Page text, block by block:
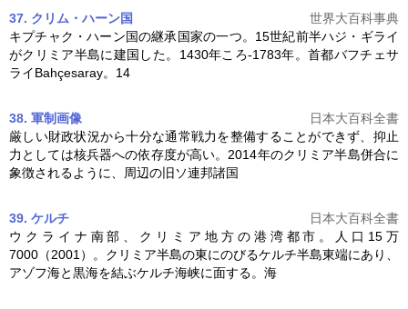
37. クリム・ハーン国
世界大百科事典
キプチャク・ハーン国の継承国家の一つ。15世紀前半ハジ・ギライ
がクリミア半島に建国した。1430年ころ-1783年。首都バフチェサ
ライBahçesaray。14
38. 軍制画像
日本大百科全書
厳しい財政状況から十分な通常戦力を整備することができず、抑止
力としては核兵器への依存度が高い。2014年のクリミア半島併合に
象徴されるように、周辺の旧ソ連邦諸国
39. ケルチ
日本大百科全書
ウクライナ南部、クリミア地方の港湾都市。人口15万
7000（2001）。 クリミア半島の東にのびるケルチ半島東端にあり、
アゾフ海と黒海を結ぶケルチ海峡に面する。海